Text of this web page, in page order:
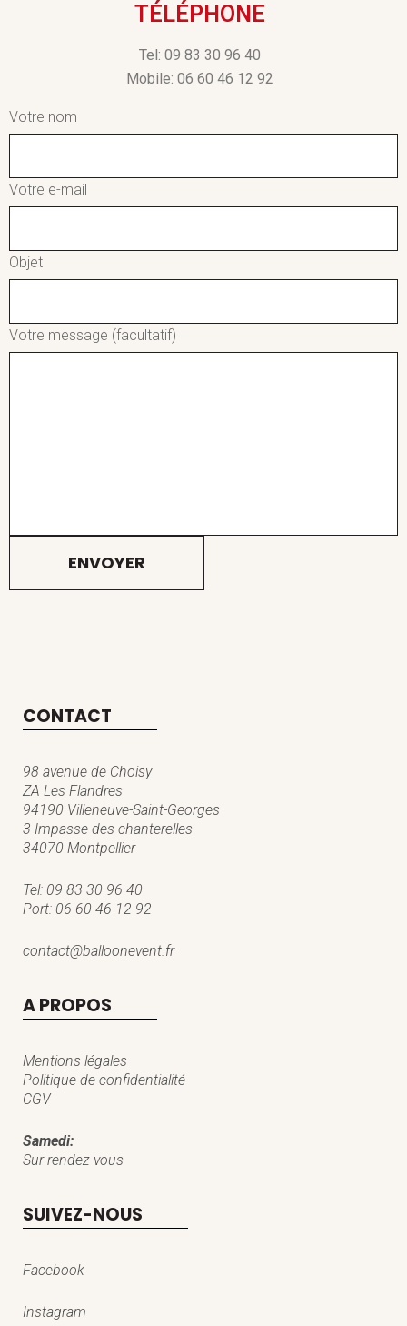
TÉLÉPHONE
Tel: 09 83 30 96 40
Mobile: 06 60 46 12 92
Votre nom
Votre e-mail
Objet
Votre message (facultatif)
CONTACT
98 avenue de Choisy
ZA Les Flandres
94190 Villeneuve-Saint-Georges
3 Impasse des chanterelles
34070 Montpellier
Tel: 09 83 30 96 40
Port: 06 60 46 12 92
contact@balloonevent.fr
A PROPOS
Mentions légales
Politique de confidentialité
CGV
Samedi:
Sur rendez-vous
SUIVEZ-NOUS
Facebook
Instagram